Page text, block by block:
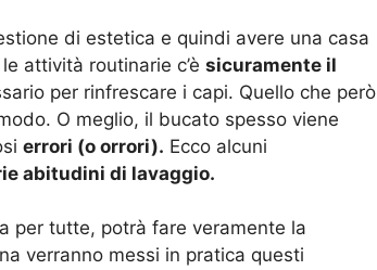
di estetica e quindi avere una casa
attività routinarie c’è sicuramente il
per rinfrescare i capi. Quello che però
O meglio, il bucato spesso viene
errori (o orrori). Ecco alcuni
abitudini di lavaggio.
per tutte, potrà fare veramente la
verranno messi in pratica questi